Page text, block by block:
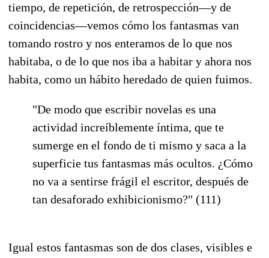
tiempo, de repetición, de retrospección—y de
coincidencias—vemos cómo los fantasmas van
tomando rostro y nos enteramos de lo que nos
habitaba, o de lo que nos iba a habitar y ahora nos
habita, como un hábito heredado de quien fuimos.
"De modo que escribir novelas es una
actividad increíblemente íntima, que te
sumerge en el fondo de ti mismo y saca a la
superficie tus fantasmas más ocultos. ¿Cómo
no va a sentirse frágil el escritor, después de
tan desaforado exhibicionismo?" (111)
Igual estos fantasmas son de dos clases, visibles e